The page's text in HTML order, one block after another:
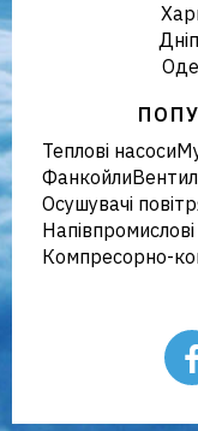
Україні
Теплові насоси
Фанкойли
Осушувачі
Компресорно-